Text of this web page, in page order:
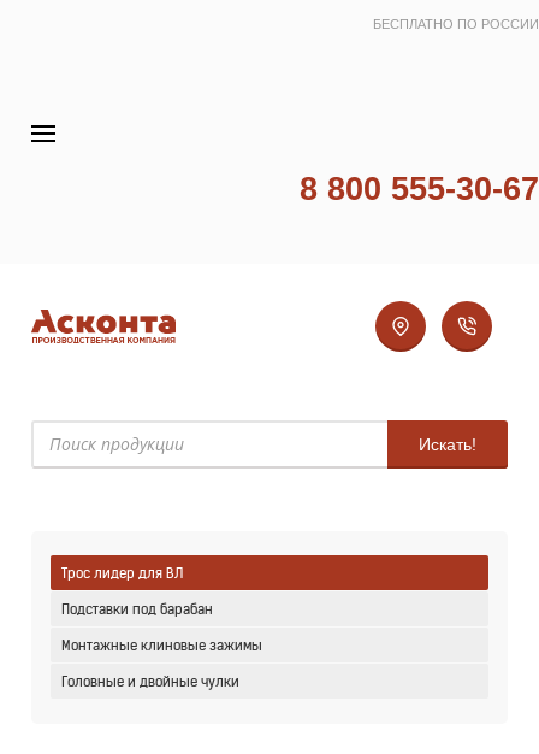
БЕСПЛАТНО ПО РОССИИ
8 800 555-30-67
Искать!
Трос лидер для ВЛ
Подставки под барабан
Монтажные клиновые зажимы
Головные и двойные чулки